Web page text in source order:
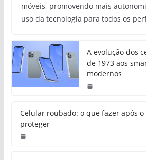
móveis, promovendo mais
uso da tecnologia para todos os
A evolução dos
de 1973 aos
modernos
Celular